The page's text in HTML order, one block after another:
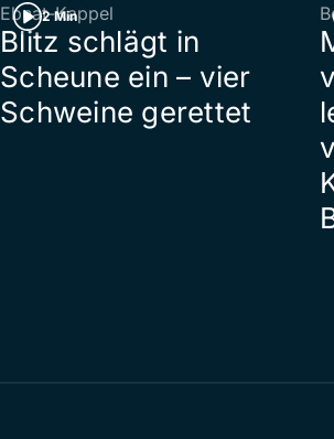
2 Min
Ebnat-Kappel
Blitz schlägt in
Scheune ein – vier
Schweine gerettet